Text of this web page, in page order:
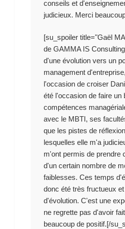
conseils et
judicieux. Merci
[su_spoiler title="Gaël
de GAMMA IS
d'une évolution vers un
management
l'occasion de croiser
été l'occasion de faire un
compétences
avec le MBTI, ses
que les pistes de
lesquelles elle m'a
m'ont permis de prendre
d'un certain nombre de
faiblesses. Ces temps
donc été très fructueux
d'évolution. C'est une
ne regrette pas d'avoir
beaucoup de positif.[/